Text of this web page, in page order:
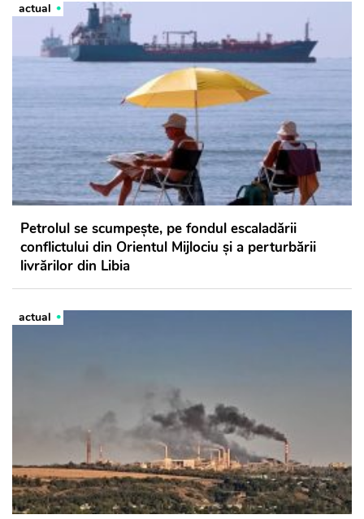
actual
Petrolul se scumpește, pe fondul escaladării
conflictului din Orientul Mijlociu şi a perturbării
livrărilor din Libia
actual